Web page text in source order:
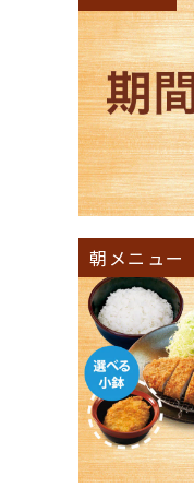
朝メニュー